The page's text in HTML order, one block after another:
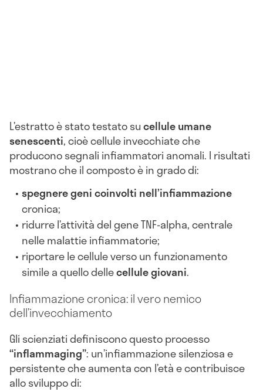
L’estratto è stato testato sucellule umane
senescenti, cioè cellule invecchiate che
producono segnali infiammatori anomali. I risultati
mostrano che il composto è in grado di:
spegnere geni coinvolti nell’infiammazione
cronica;
ridurre l’attività del gene TNF-alpha, centrale
nelle malattie infiammatorie;
riportare le cellule verso un funzionamento
simile a quello dellecellule giovani.
Infiammazione cronica: il vero nemico
dell’invecchiamento
Gli scienziati definiscono questo processo
“inflammaging”: un’infiammazione silenziosa e
persistente che aumenta con l’età e contribuisce
allo sviluppo di: